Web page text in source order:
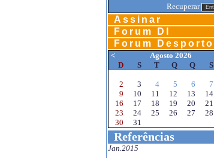
Recuperar
Assinar
Forum DI
Forum Desporto
<
Agosto 2026
D
S T Q Q S
2
3 4 5 6 7
9
10 11 12 13 14
16
17 18 19 20 21
23
24 25 26 27 28
30
31
Referências
Jan.2015